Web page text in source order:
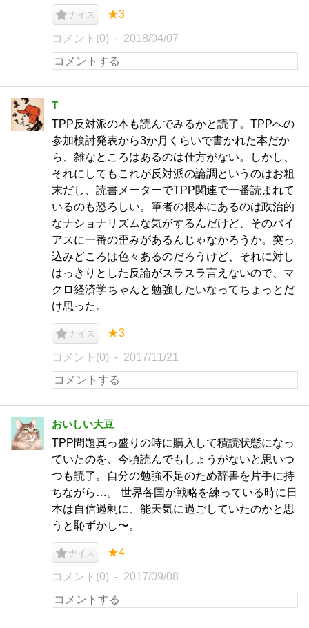
ナイス ★3
コメント(0) 2018/04/07
T
TPP反対派の本も読んでみるかと読了。TPPへの
参加検討発表から3か月くらいで書かれた本だか
ら、雑なところはあるのは仕方がない。しかし、
それにしてもこれが反対派の論調というのはお粗
末だし、読書メーターでTPP関連で一番読まれて
いるのも恐ろしい。筆者の根本にあるのは政治的
なナショナリズムな気がするんだけど、そのバイ
アスに一番の歪みがあるんじゃなかろうか。突っ
込みどころは色々あるのだろうけど、それに対し
はっきりとした反論がスラスラ言えないので、マ
クロ経済学ちゃんと勉強したいなってちょっとだ
け思った。
ナイス ★3
コメント(0) 2017/11/21
おいしい大豆
TPP問題真っ盛りの時に購入して積読状態になっ
ていたのを、今頃読んでもしょうがないと思いつ
つも読了。自分の勉強不足のため辞書を片手に持
ちながら…。 世界各国が戦略を練っている時に日
本は自信過剰に、能天気に過ごしていたのかと思
うと恥ずかし〜。
ナイス ★4
コメント(0) 2017/09/08